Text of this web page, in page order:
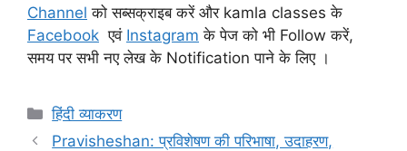
Channel को सब्सक्राइब करें और kamla classes के
Facebook एवं Instagram के पेज को भी Follow करें,
समय पर सभी नए लेख के Notification पाने के लिए ।
हिंदी व्याकरण
Pravisheshan: प्रविशेषण की परिभाषा, उदाहरण,